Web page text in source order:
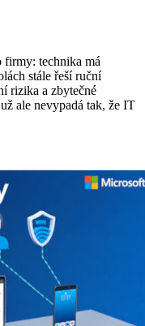
firmy: technika má
stále řeší ruční
rizika a zbytečné
ale nevypadá tak, že IT